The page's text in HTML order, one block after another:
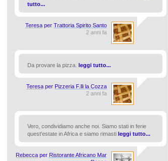
tutto...
Teresa per Trattoria Spirito Santo
2 anni fa
Da provare la pizza. leggi tutto...
Teresa per Pizzeria F.lli la Cozza
2 anni fa
Vero, condividiamo anche noi. Siamo stati in ferie
quest'estate in Africa e siamo rimasti leggi tutto...
Rebecca per Ristorante Africano Mar